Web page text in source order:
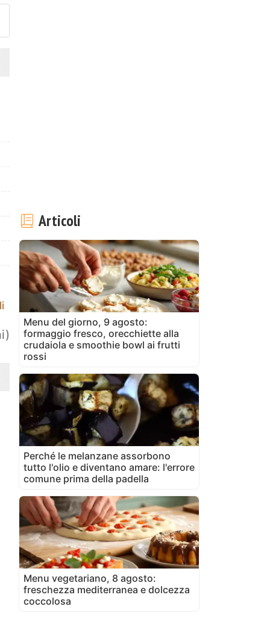
Articoli
Menu del giorno, 9 agosto:
formaggio fresco, orecchiette alla
crudaiola e smoothie bowl ai frutti
rossi
Perché le melanzane assorbono
tutto l'olio e diventano amare: l'errore
comune prima della padella
Menu vegetariano, 8 agosto:
freschezza mediterranea e dolcezza
coccolosa